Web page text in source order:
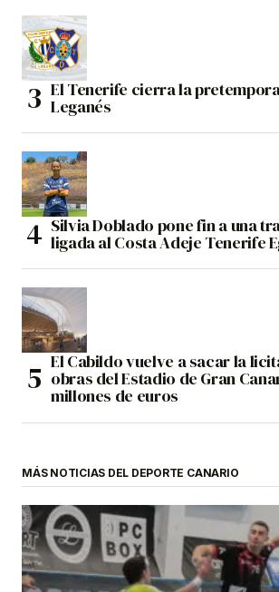
El Tenerife cierra la
Leganés
Silvia Doblado pone fin a una
ligada al Costa Adeje Tenerife
El Cabildo vuelve a sacar la
obras del Estadio de Gran
millones de euros
MÁS NOTICIAS DEL DEPORTE CANARIO